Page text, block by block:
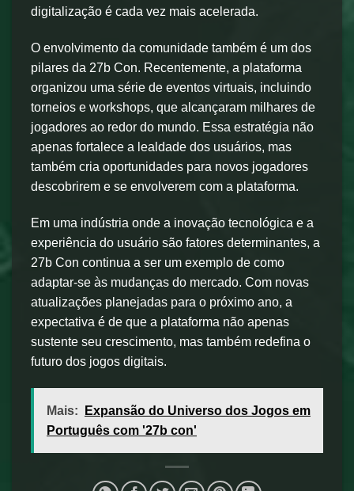
digitalização é cada vez mais acelerada.
O envolvimento da comunidade também é um dos
pilares da 27b Con. Recentemente, a plataforma
organizou uma série de eventos virtuais, incluindo
torneios e workshops, que alcançaram milhares de
jogadores ao redor do mundo. Essa estratégia não
apenas fortalece a lealdade dos usuários, mas
também cria oportunidades para novos jogadores
descobrirem e se envolverem com a plataforma.
Em uma indústria onde a inovação tecnológica e a
experiência do usuário são fatores determinantes, a
27b Con continua a ser um exemplo de como
adaptar-se às mudanças do mercado. Com novas
atualizações planejadas para o próximo ano, a
expectativa é de que a plataforma não apenas
sustente seu crescimento, mas também redefina o
futuro dos jogos digitais.
Mais:
Expansão do Universo dos Jogos em
Português com '27b con'